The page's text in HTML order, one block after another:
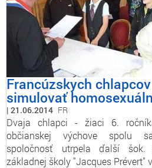
Francúzskych
simulovať
21.06.2014 FR
Dvaja chlapci - žiaci 6.
občianskej výchove spolu
spoločnosť utrpela ďalší šok.
základnej školy "Jacques Prévert"